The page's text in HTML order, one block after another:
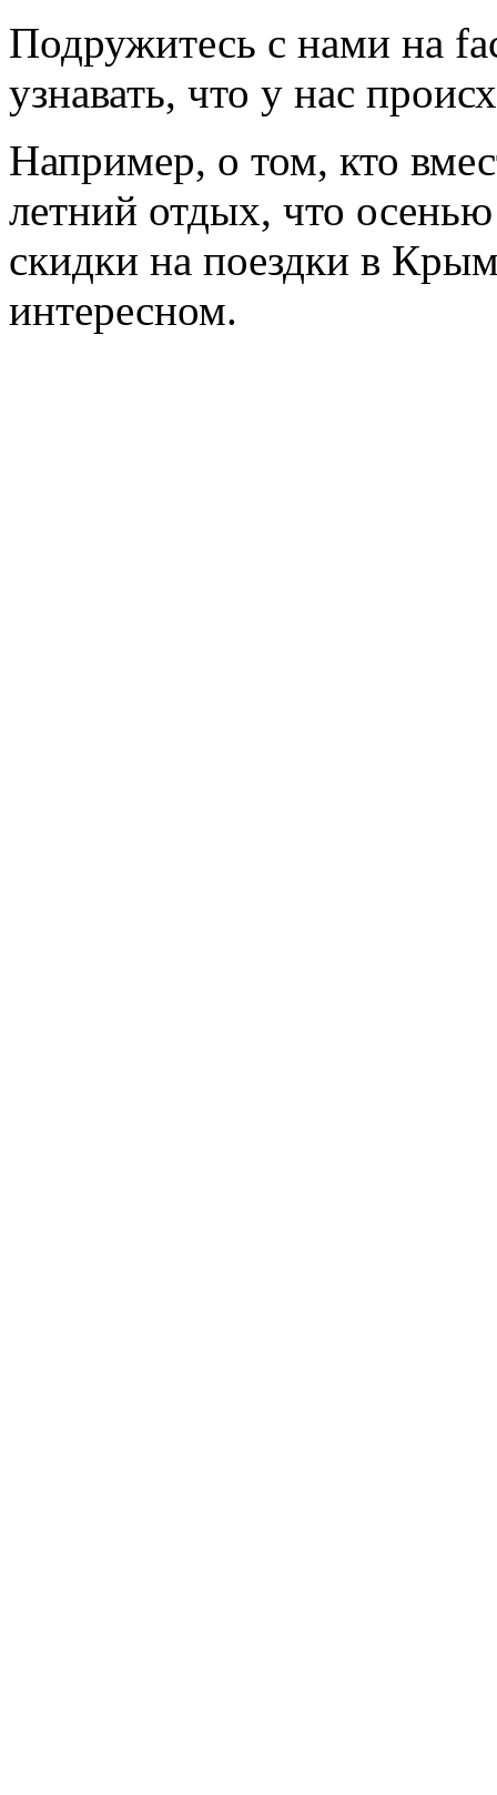
Подружитесь с нами на
узнавать, что у нас
Например, о том, кто
летний отдых, что
скидки на поездки в
интересном.